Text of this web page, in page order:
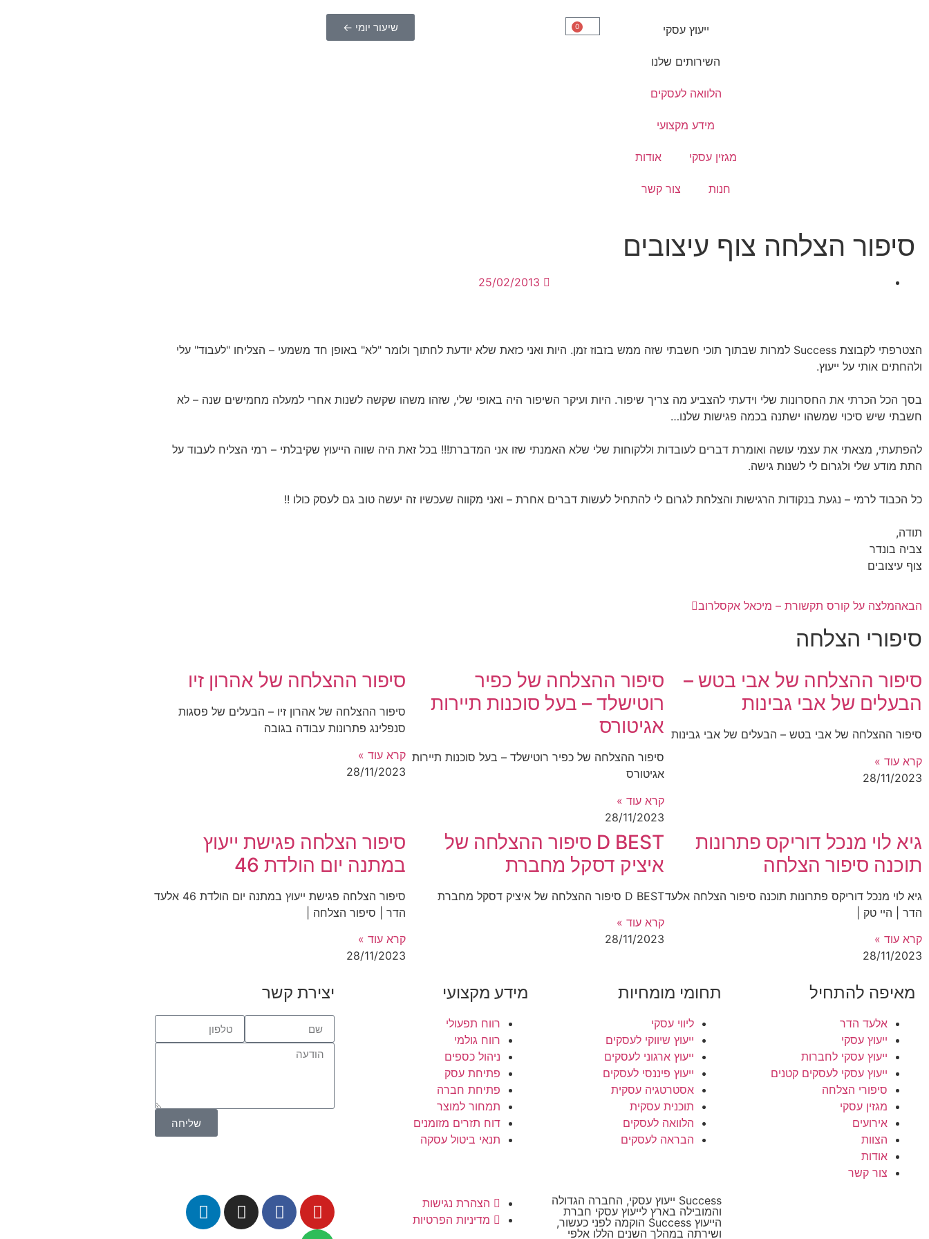
ייעוץ עסקי
השירותים שלנו
הלוואה לעסקים
מידע מקצועי
מגזין עסקי אודות
חנות צור קשר
0 שיעור יומי ←
סיפור הצלחה צוף עיצובים
25/02/2013
הצטרפתי לקבוצת Success למרות שבתוך תוכי חשבתי שזה ממש בזבוז זמן. היות ואני כזאת שלא יודעת לחתוך ולומר "לא" באופן חד משמעי – הצליחו "לעבוד" עלי
ולהחתים אותי על ייעוץ.
בסך הכל הכרתי את החסרונות שלי וידעתי להצביע מה צריך שיפור. היות ועיקר השיפור היה באופי שלי, שזהו משהו שקשה לשנות אחרי למעלה מחמישים שנה – לא
חשבתי שיש סיכוי שמשהו ישתנה בכמה פגישות שלנו…
להפתעתי, מצאתי את עצמי עושה ואומרת דברים לעובדות וללקוחות שלי שלא האמנתי שזו אני המדברת!!! בכל זאת היה שווה הייעוץ שקיבלתי – רמי הצליח לעבוד על
התת מודע שלי ולגרום לי לשנות גישה.
כל הכבוד לרמי – נגעת בנקודות הרגישות והצלחת לגרום לי להתחיל לעשות דברים אחרת – ואני מקווה שעכשיו זה יעשה טוב גם לעסק כולו !!
תודה,
צביה בונדר
צוף עיצובים
הבאהמלצה על קורס תקשורת – מיכאל אקסלרוב
סיפורי הצלחה
סיפור ההצלחה של אבי בטש –
הבעלים של אבי גבינות
סיפור ההצלחה של אבי בטש – הבעלים של אבי גבינות
קרא עוד »
28/11/2023
סיפור ההצלחה של כפיר
רוטישלד – בעל סוכנות תיירות
אגיטורס
סיפור ההצלחה של כפיר רוטישלד – בעל סוכנות תיירות
אגיטורס
קרא עוד »
28/11/2023
סיפור ההצלחה של אהרון זיו
סיפור ההצלחה של אהרון זיו – הבעלים של פסגות
סנפלינג פתרונות עבודה בגובה
קרא עוד »
28/11/2023
גיא לוי מנכל דוריקס פתרונות
תוכנה סיפור הצלחה
גיא לוי מנכל דוריקס פתרונות תוכנה סיפור הצלחה אלעד
הדר | היי טק |
קרא עוד »
28/11/2023
D BEST סיפור ההצלחה של
איציק דסקל מחברת
D BEST סיפור ההצלחה של איציק דסקל מחברת
קרא עוד »
28/11/2023
סיפור הצלחה פגישת ייעוץ
במתנה יום הולדת 46
סיפור הצלחה פגישת ייעוץ במתנה יום הולדת 46 אלעד
הדר | סיפור הצלחה |
קרא עוד »
28/11/2023
מאיפה להתחיל
אלעד הדר
ייעוץ עסקי
ייעוץ עסקי לחברות
ייעוץ עסקי לעסקים קטנים
סיפורי הצלחה
מגזין עסקי
אירועים
הצוות
אודות
צור קשר
תחומי מומחיות
ליווי עסקי
ייעוץ שיווקי לעסקים
ייעוץ ארגוני לעסקים
ייעוץ פיננסי לעסקים
אסטרטגיה עסקית
תוכנית עסקית
הלוואה לעסקים
הבראה לעסקים
מידע מקצועי
רווח תפעולי
רווח גולמי
ניהול כספים
פתיחת עסק
פתיחת חברה
תמחור למוצר
דוח תזרים מזומנים
תנאי ביטול עסקה
יצירת קשר
שליחה
Success ייעוץ עסקי, החברה הגדולה
והמובילה בארץ לייעוץ עסקי חברת
הייעוץ Success הוקמה לפני כעשור,
ושירתה במהלך השנים הללו אלפי
הצהרת נגישות
מדיניות הפרטיות